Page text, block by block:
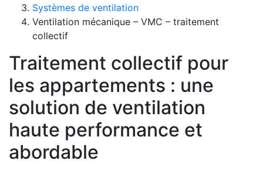
Systèmes de ventilation
Ventilation mécanique – VMC – traitement
collectif
Traitement collectif pour
les appartements : une
solution de ventilation
haute performance et
abordable